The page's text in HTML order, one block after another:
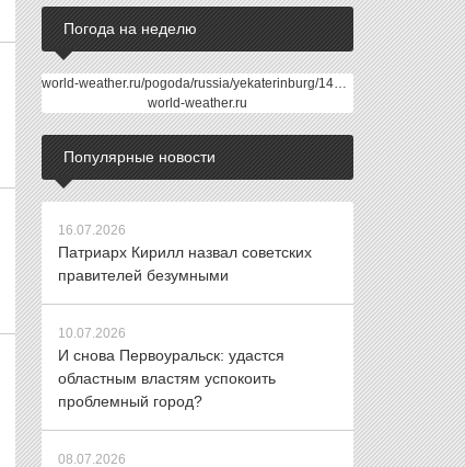
Погода на неделю
world-weather.ru/pogoda/russia/yekaterinburg/14days/
world-weather.ru
Популярные новости
16.07.2026
Патриарх Кирилл назвал советских
правителей безумными
10.07.2026
И снова Первоуральск: удастся
областным властям успокоить
проблемный город?
08.07.2026